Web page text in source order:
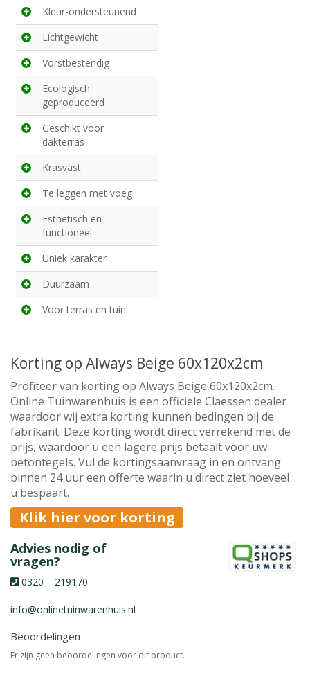
Kleur-ondersteunend
Lichtgewicht
Vorstbestendig
Ecologisch
geproduceerd
Geschikt voor
dakterras
Krasvast
Te leggen met voeg
Esthetisch en
functioneel
Uniek karakter
Duurzaam
Voor terras en tuin
Korting op Always Beige 60x120x2cm
Profiteer van korting op Always Beige 60x120x2cm.
Online Tuinwarenhuis is een officiele Claessen dealer
waardoor wij extra korting kunnen bedingen bij de
fabrikant. Deze korting wordt direct verrekend met de
prijs, waardoor u een lagere prijs betaalt voor uw
betontegels. Vul de kortingsaanvraag in en ontvang
binnen 24 uur een offerte waarin u direct ziet hoeveel
u bespaart.
Klik hier voor korting
Advies nodig of
vragen?
0320 – 219170
info@onlinetuinwarenhuis.nl
Beoordelingen
Er zijn geen beoordelingen voor dit product.